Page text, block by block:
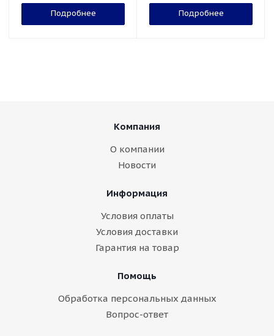
Подробнее Подробнее
Компания
О компании
Новости
Информация
Условия оплаты
Условия доставки
Гарантия на товар
Помощь
Обработка персональных данных
Вопрос-ответ